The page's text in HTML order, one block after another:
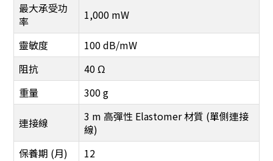
最大承受功
率
1,000 mW
靈敏度
100 dB/mW
阻抗
40 Ω
重量
300 g
連接線
3 m 高彈性 Elastomer 材質 (單側連接
線)
保養期 (月)
12